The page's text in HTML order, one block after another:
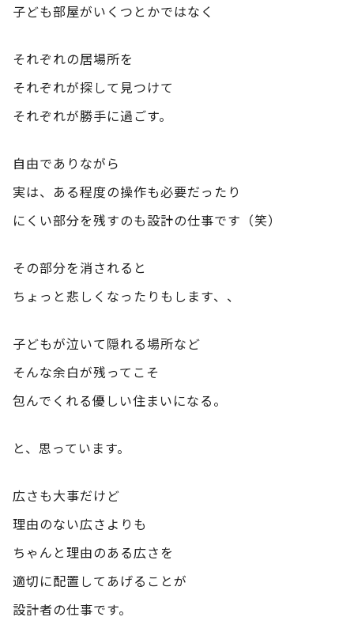
子ども部屋がいくつとかではなく
それぞれの居場所を
それぞれが探して見つけて
それぞれが勝手に過ごす。
自由でありながら
実は、ある程度の操作も必要だったり
にくい部分を残すのも設計の仕事です（笑）
その部分を消されると
ちょっと悲しくなったりもします、、
子どもが泣いて隠れる場所など
そんな余白が残ってこそ
包んでくれる優しい住まいになる。
と、思っています。
広さも大事だけど
理由のない広さよりも
ちゃんと理由のある広さを
適切に配置してあげることが
設計者の仕事です。